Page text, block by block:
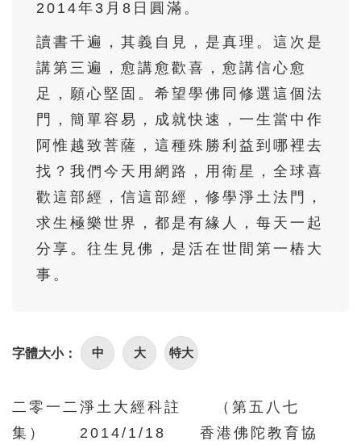
52 53
56 57 58 59 60
66 67 68 70
71 72 73 74 75
76 77 78 79 80
81 82 83 84 85
86 88 89 90
106 107 108
117 118 119
2014年3月8日圓滿。
讀書千遍，其義自見，是真理。這次是
講第三遍，愈講愈歡喜，愈講信心愈
足，願心堅固。希望學佛同修選這個法
門，簡單容易，成就快速，一生當中作
阿惟越致菩薩，這種殊勝利益到哪裡去
找？我們今天用網路，用衛星，全球喜
歡這部經，信這部經，修學淨土法門，
求生極樂世界，都是有緣人，每天一起
分享。往生見佛，是活在世間第一樁大
事。
字體大小： 中 大 特大
二零一二淨土大經科註 （第五八七
集） 2014/1/18 香港佛陀教育協